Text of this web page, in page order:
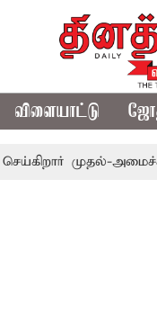
விளையாட்டு
முதல்-அமைச்சர்